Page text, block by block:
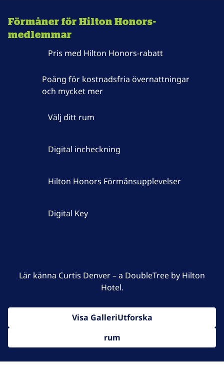
Förmåner för Hilton Honors-
medlemmar
Pris med Hilton Honors-rabatt
Poäng för kostnadsfria övernattningar
och mycket mer
Välj ditt rum
Digital incheckning
Hilton Honors Förmånsupplevelser
Digital Key
Lär känna Curtis Denver – a DoubleTree by Hilton
Hotel.
Visa GalleriUtforska
rum